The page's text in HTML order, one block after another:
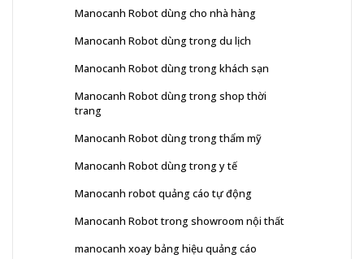
Manocanh Robot dùng cho nhà hàng
Manocanh Robot dùng trong du lịch
Manocanh Robot dùng trong khách sạn
Manocanh Robot dùng trong shop thời
trang
Manocanh Robot dùng trong thẩm mỹ
Manocanh Robot dùng trong y tế
Manocanh robot quảng cáo tự động
Manocanh Robot trong showroom nội thất
manocanh xoay bảng hiệu quảng cáo